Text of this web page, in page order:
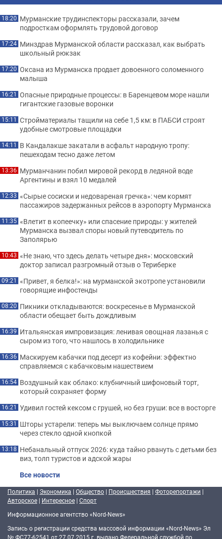
18:20 Мурманские трудинспекторы рассказали, зачем
подросткам оформлять трудовой договор
17:24 Минздрав Мурманской области рассказал, как выбрать
школьный рюкзак
17:20 Оксана из Мурманска продает довоенного соломенного
малыша
16:21 Опасные природные процессы: в Баренцевом море нашли
гигантские газовые воронки
15:11 Стройматериалы тащили на себе 1,5 км: в ПАБСИ строят
удобные смотровые площадки
14:11 В Кандалакше закатали в асфальт народную тропу:
пешеходам тесно даже летом
13:36 Мурманчанин побил мировой рекорд в ледяной воде
Аргентины и взял 10 медалей
12:33 «Сырые сосиски и недовареная гречка»: чем кормят
пассажиров задержанных рейсов в аэропорту Мурманска
11:35 «Влетит в копеечку» или спасение природы: у жителей
Мурманска вызвал споры новый путеводитель по
Заполярью
10:43 «Не знаю, что здесь делать четыре дня»: московский
доктор записал разгромный отзыв о Териберке
09:21 «Привет, я белка!»: на мурманской экотропе установили
говорящие инфостенды
08:20 Пикники откладываются: воскресенье в Мурманской
области обещает быть дождливым
16:39 Итальянская импровизация: ленивая овощная лазанья с
сыром из того, что нашлось в холодильнике
16:36 Маскируем кабачки под десерт из кофейни: эффектно
справляемся с кабачковым нашествием
16:54 Воздушный как облако: клубничный шифоновый торт,
который сохраняет форму
16:21 Удивил гостей кексом с грушей, но без груши: все в восторге
15:31 Шторы устарели: теперь мы выключаем солнце прямо
через стекло одной кнопкой
13:18 Небанальный отпуск 2026: куда тайно рвануть с детьми без
виз, толп туристов и адской жары
Все новости
Политика | Экономика | Общество | Происшествия | Фоторепортажи |
Авторское | Интересное | Спорт
Информационное агентство «Nord-News»
Запись о регистрации средства массовой информации «Nord-News» Эл
№ ФС77-62541 от 27.07.2015 г. выдано Федеральной службой по